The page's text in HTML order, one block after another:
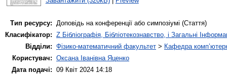
Тип ресурсу: Доповідь на конференції або симпозіумі (Стаття)
Класифікатор: Z Бібліографія, Бібліотекознавство, і Загальні
Відділи: Фізико-математичний факультет > Кафедра
Користувач: Оксана Іванівна Яценко
Дата подачі: 09 Квіт 2024 14:18